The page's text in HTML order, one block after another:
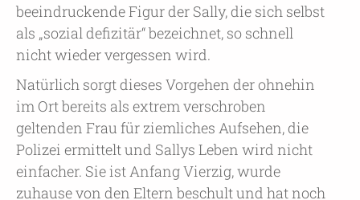
beeindruckende Figur der Sally, die sich selbst
als „sozial defizitär“ bezeichnet, so schnell
nicht wieder vergessen wird.
Natürlich sorgt dieses Vorgehen der ohnehin
im Ort bereits als extrem verschroben
geltenden Frau für ziemliches Aufsehen, die
Polizei ermittelt und Sallys Leben wird nicht
einfacher. Sie ist Anfang Vierzig, wurde
zuhause von den Eltern beschult und hat noch